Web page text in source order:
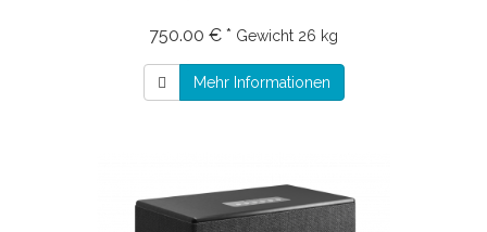
750.00 € * Gewicht 26 kg
Mehr Informationen